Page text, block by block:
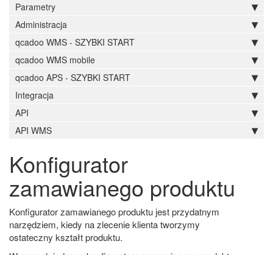
Parametry
Administracja
qcadoo WMS - SZYBKI START
qcadoo WMS mobile
qcadoo APS - SZYBKI START
Integracja
API
API WMS
Konfigurator
zamawianego produktu
Konfigurator zamawianego produktu jest przydatnym
narzędziem, kiedy na zlecenie klienta tworzymy
ostateczny kształt produktu.